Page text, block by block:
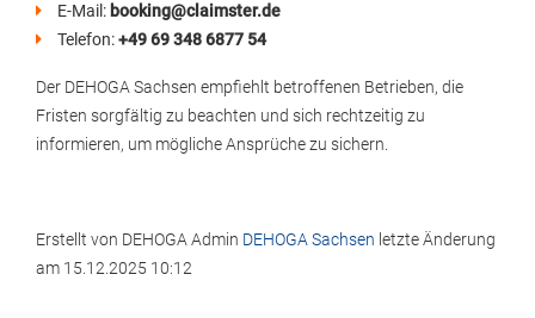
E-Mail: booking@claimster.de
Telefon:+49 69 348 6877 54
Der DEHOGA Sachsen empfiehlt betroffenen Betrieben, die
Fristen sorgfältig zu beachten und sich rechtzeitig zu
informieren, um mögliche Ansprüche zu sichern.
Erstellt von DEHOGA Admin DEHOGA Sachsen letzte Änderung
am 15.12.2025 10:12